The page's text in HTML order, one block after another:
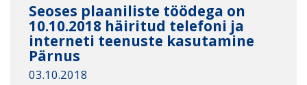
Seoses plaaniliste töödega on
10.10.2018 häiritud telefoni ja
interneti teenuste kasutamine
Pärnus
03.10.2018